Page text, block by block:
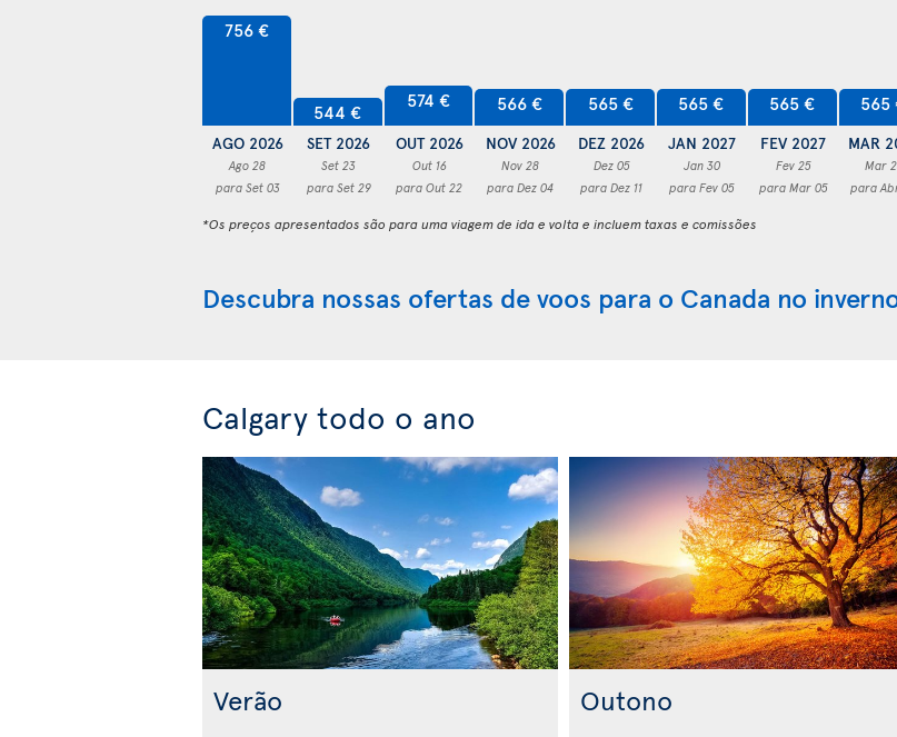
756 €
AGO 2026
Ago 28
para Set 03
544 €
SET 2026
Set 23
para Set 29
574 €
OUT 2026
Out 16
para Out 22
566 €
NOV 2026
Nov 28
para Dez 04
565 €
DEZ 2026
Dez 05
para Dez 11
565 €
JAN 2027
Jan 30
para Fev 05
565 €
FEV 2027
Fev 25
para Mar 05
565
MAR
Mar
para
*Os preços apresentados são para uma viagem de ida e volta e incluem taxas e comissões
Descubra nossas ofertas de voos para o Canada no
Calgary todo o ano
Verão Outono